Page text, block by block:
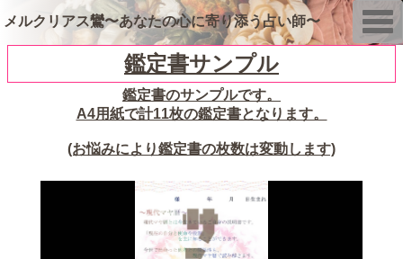
メルクリアス鸞〜あなたの心に寄り添う占い師〜
鑑定書サンプル
鑑定書のサンプルです。
A4用紙で計11枚の鑑定書となります。
(お悩みにより鑑定書の枚数は変動します)
T
o
g
e